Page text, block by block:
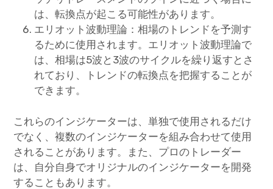
は、転換点が起こる可能性があります。
エリオット波動理論：相場のトレンドを予測す
るために使用されます。エリオット波動理論で
は、相場は5波と3波のサイクルを繰り返すとさ
れており、トレンドの転換点を把握することが
できます。
これらのインジケーターは、単独で使用されるだけ
でなく、複数のインジケーターを組み合わせて使用
されることがあります。また、プロのトレーダー
は、自分自身でオリジナルのインジケーターを開発
することもあります。